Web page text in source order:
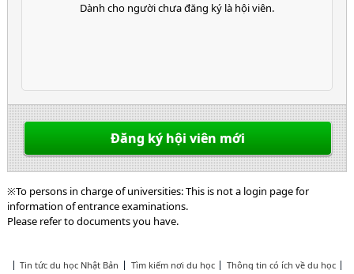
Dành cho người chưa đăng ký là hội viên.
Đăng ký hội viên mới
※To persons in charge of universities: This is not a login page for
information of entrance examinations.
Please refer to documents you have.
Tin tức du học Nhật Bản Tìm kiếm nơi du học
Thông tin có ích về du học